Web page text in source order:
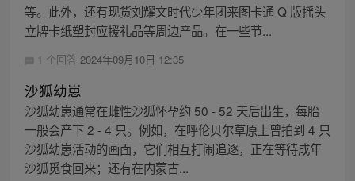
等。此外，还有现货刘耀文时代少年团来图卡通 Q 版摇头
立牌卡纸塑封应援礼品等周边产品。在一些节...
1 个回答 2024年09月10日 12:35
沙狐幼崽
沙狐幼崽通常在雌性沙狐怀孕约 50 - 52 天后出生，每胎
一般会产下 2 - 4 只。例如，在呼伦贝尔草原上曾拍到 4 只
沙狐幼崽活动的画面，它们相互打闹追逐，正在等待成年
沙狐觅食回来；还有在内蒙古...